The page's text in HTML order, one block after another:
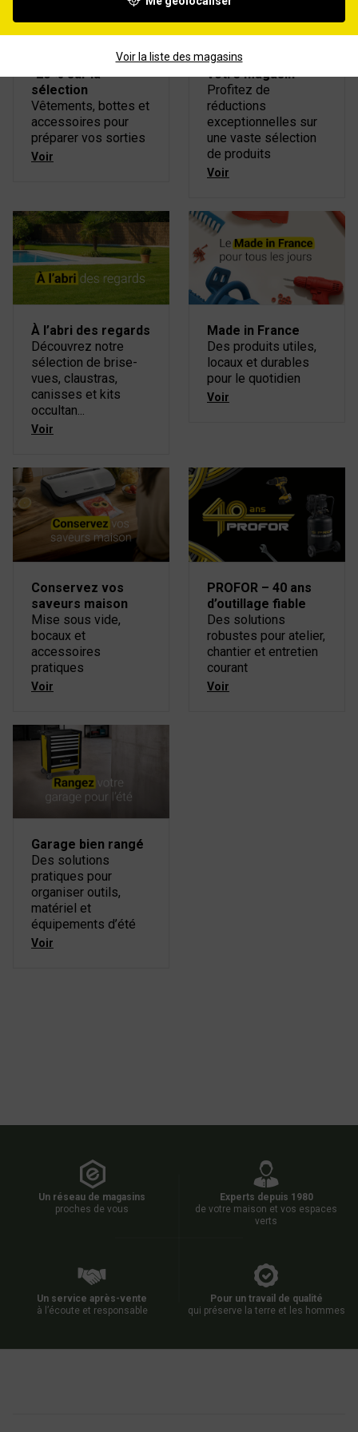
Spéciale chasse :
-20 % sur la
sélection
Vêtements, bottes et
accessoires pour
préparer vos sorties
Voir
Les promotions de
votre magasin
Profitez de
réductions
exceptionnelles sur
une vaste sélection
de produits
Voir
À l’abri des regards
Découvrez notre
sélection de brise-
vues, claustras,
canisses et kits
occultan...
Voir
Made in France
Des produits utiles,
locaux et durables
pour le quotidien
Voir
Conservez vos
saveurs maison
Mise sous vide,
bocaux et
accessoires
pratiques
Voir
PROFOR – 40 ans
d’outillage fiable
Des solutions
robustes pour atelier,
chantier et entretien
courant
Voir
Garage bien rangé
Des solutions
pratiques pour
organiser outils,
matériel et
équipements d’été
Voir
Un réseau de magasins
proches de vous
Experts depuis 1980
de votre maison et vos espaces
verts
Un service après-vente
à l’écoute et responsable
Pour un travail de qualité
qui préserve la terre et les hommes
Voir la liste des magasins